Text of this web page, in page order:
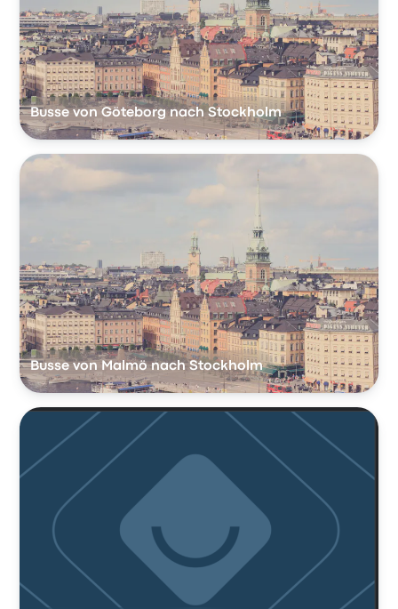
Busse von Göteborg nach Stockholm
Busse von Malmö nach Stockholm